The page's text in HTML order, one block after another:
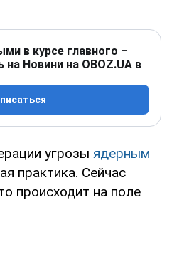
в курсе главного –
на Новини на OBOZ.UA в
угрозы ядерным
практика. Сейчас
происходит на поле